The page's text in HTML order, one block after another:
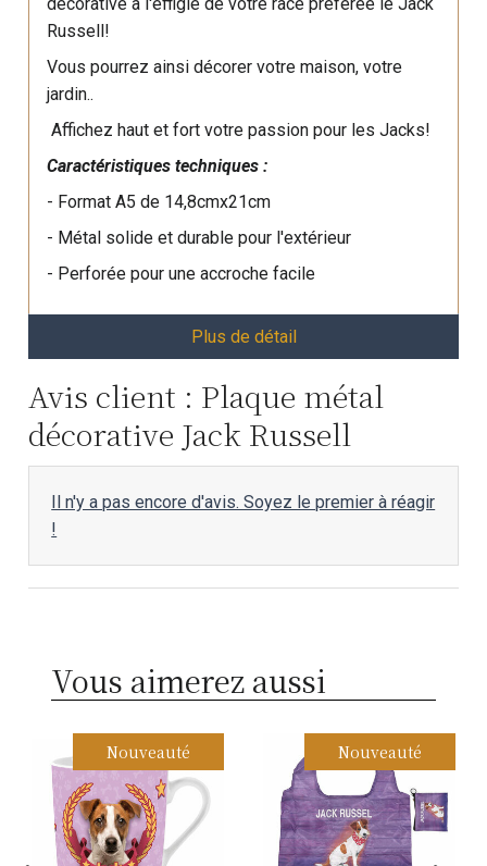
Russell!
Vous pourrez ainsi décorer votre maison, votre
jardin..
Affichez haut et fort votre passion pour les Jacks!
Caractéristiques techniques :
- Format A5 de 14,8cmx21cm
- Métal solide et durable pour l'extérieur
- Perforée pour une accroche facile
Plus de détail
Avis client : Plaque métal
décorative Jack Russell
Il n'y a pas encore d'avis. Soyez le premier à réagir
!
Vous aimerez aussi
Nouveauté Nouveauté